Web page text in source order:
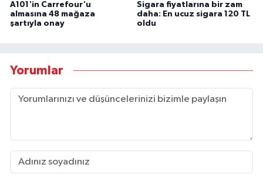
A101'in Carrefour'u
almasına 48 mağaza
şartıyla onay
Sigara fiyatlarına bir zam
daha: En ucuz sigara 120 TL
oldu
Yorumlar